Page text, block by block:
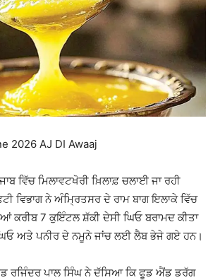
2026 AJ DI Awaaj
ਵਿੱਚ ਮਿਲਾਵਟਖੋਰੀ ਖ਼ਿਲਾਫ਼ ਚਲਾਈ ਜਾ ਰਹੀ
ਵਿਭਾਗ ਨੇ ਅੰਮ੍ਰਿਤਸਰ ਦੇ ਰਾਮ ਬਾਗ ਇਲਾਕੇ ਵਿੱਚ
ਕਰੀਬ 7 ਕੁਇੰਟਲ ਸ਼ੱਕੀ ਦੇਸੀ ਘਿਓ ਬਰਾਮਦ ਕੀਤਾ
ਅਤੇ ਪਨੀਰ ਦੇ ਨਮੂਨੇ ਜਾਂਚ ਲਈ ਲੈਬ ਭੇਜੇ ਗਏ ਹਨ।
ਰਜਿੰਦਰ ਪਾਲ ਸਿੰਘ ਨੇ ਦੱਸਿਆ ਕਿ ਫੂਡ ਐਂਡ ਡਰੱਗ